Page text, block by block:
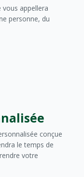
vous appellera
personne, du
conçue
le temps de
votre